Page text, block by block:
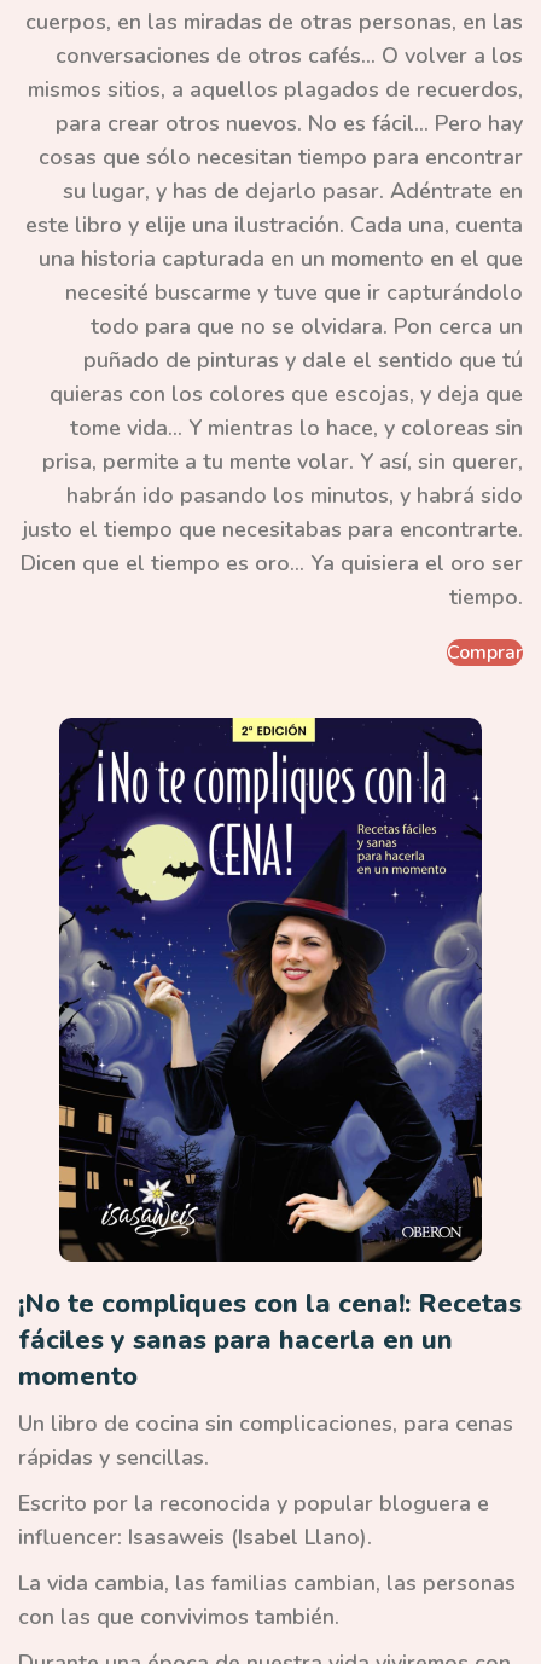
cuerpos, en las miradas de otras personas, en las
conversaciones de otros cafés... O volver a los
mismos sitios, a aquellos plagados de recuerdos,
para crear otros nuevos. No es fácil... Pero hay
cosas que sólo necesitan tiempo para encontrar
su lugar, y has de dejarlo pasar. Adéntrate en
este libro y elije una ilustración. Cada una, cuenta
una historia capturada en un momento en el que
necesité buscarme y tuve que ir capturándolo
todo para que no se olvidara. Pon cerca un
puñado de pinturas y dale el sentido que tú
quieras con los colores que escojas, y deja que
tome vida... Y mientras lo hace, y coloreas sin
prisa, permite a tu mente volar. Y así, sin querer,
habrán ido pasando los minutos, y habrá sido
justo el tiempo que necesitabas para encontrarte.
Dicen que el tiempo es oro... Ya quisiera el oro ser
tiempo.
Comprar
¡No te compliques con la cena!: Recetas
fáciles y sanas para hacerla en un
momento
Un libro de cocina sin complicaciones, para cenas
rápidas y sencillas.
Escrito por la reconocida y popular bloguera e
influencer: Isasaweis (Isabel Llano).
La vida cambia, las familias cambian, las personas
con las que convivimos también.